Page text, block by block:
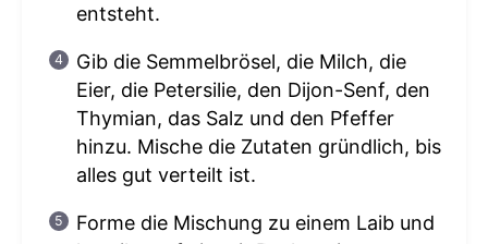
entsteht.
Gib die Semmelbrösel, die Milch, die
Eier, die Petersilie, den Dijon-Senf, den
Thymian, das Salz und den Pfeffer
hinzu. Mische die Zutaten gründlich, bis
alles gut verteilt ist.
Forme die Mischung zu einem Laib und